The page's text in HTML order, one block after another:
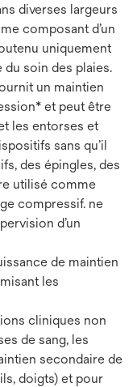
diverses largeurs
composant d’un
uniquement
du soin des plaies.
un maintien
et peut être
les entorses et
sans qu’il
des épingles, des
utilisé comme
compressif. ne
d’un
de maintien
les
cliniques non
de sang, les
secondaire de
doigts) et pour